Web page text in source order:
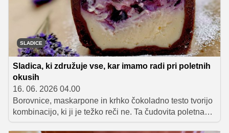
SLADICE
Sladica, ki združuje vse, kar imamo radi pri poletnih
okusih
16. 06. 2026 04.00
Borovnice, maskarpone in krhko čokoladno testo tvorijo
kombinacijo, ki ji je težko reči ne. Ta čudovita poletna
sladica navduši z nežno kremo, sočnimi borovnicami in